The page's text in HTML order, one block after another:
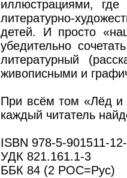
иллюстрациями, где
литературно-
детей. И просто
убедительно
литературный
живописными и
При всём том «Лёд и
каждый читатель
ISBN 978-5-901511-
УДК 821.161.1-3
ББК 84 (2 РОС=Рус)